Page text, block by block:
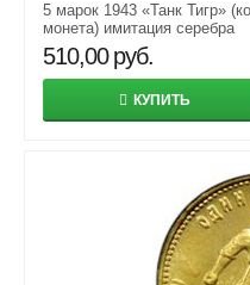
5 марок 1943 «Танк Тигр»
монета) имитация серебра
510,00 руб.
КУПИТЬ